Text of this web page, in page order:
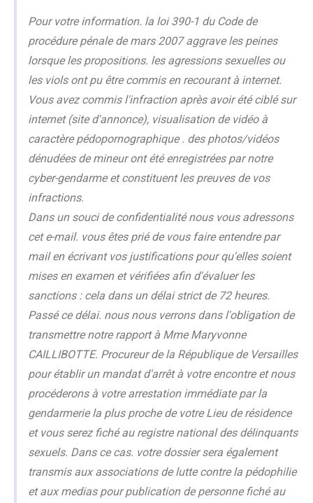
Pour votre information. la loi 390-1 du Code de
procédure pénale de mars 2007 aggrave les peines
lorsque les propositions. les agressions sexuelles ou
les viols ont pu être commis en recourant à internet.
Vous avez commis l'infraction après avoir été ciblé sur
internet (site d'annonce), visualisation de vidéo à
caractère pédopornographique . des photos/vidéos
dénudées de mineur ont été enregistrées par notre
cyber-gendarme et constituent les preuves de vos
infractions.
Dans un souci de confidentialité nous vous adressons
cet e-mail. vous êtes prié de vous faire entendre par
mail en écrivant vos justifications pour qu'elles soient
mises en examen et vérifiées afin d'évaluer les
sanctions : cela dans un délai strict de 72 heures.
Passé ce délai. nous nous verrons dans l'obligation de
transmettre notre rapport à Mme Maryvonne
CAILLIBOTTE. Procureur de la République de Versailles
pour établir un mandat d'arrêt à votre encontre et nous
procéderons à votre arrestation immédiate par la
gendarmerie la plus proche de votre Lieu de résidence
et vous serez fiché au registre national des délinquants
sexuels. Dans ce cas. votre dossier sera également
transmis aux associations de lutte contre la pédophilie
et aux medias pour publication de personne fiché au